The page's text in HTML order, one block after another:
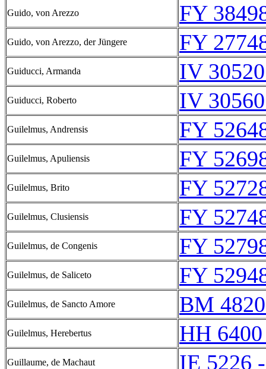
Guido, von Arezzo FY
Guido, von Arezzo, der Jüngere FY
Guiducci, Armanda IV
Guiducci, Roberto IV
Guilelmus, Andrensis FY
Guilelmus, Apuliensis FY
Guilelmus, Brito FY
Guilelmus, Clusiensis FY
Guilelmus, de Congenis FY
Guilelmus, de Saliceto FY
Guilelmus, de Sancto Amore BM
Guilelmus, Herebertus HH
Guillaume, de Machaut IE 5226